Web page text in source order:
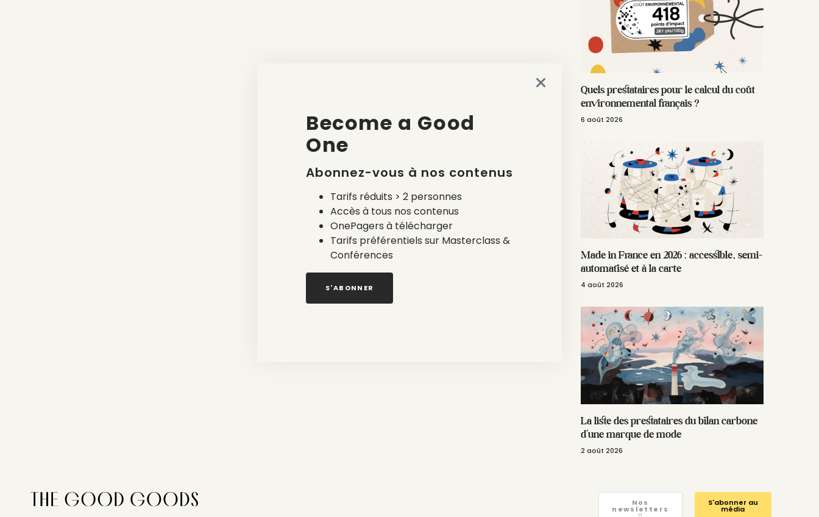
Quels prestataires pour le calcul du coût
environnemental français ?
6 août 2026
Made in France en 2026 : accessible, semi-
automatisé et à la carte
4 août 2026
La liste des prestataires du bilan carbone
d’une marque de mode
2 août 2026
Nos
newsletters
S'abonner au
média
Become a Good
One
Abonnez-vous à nos contenus
Tarifs réduits > 2 personnes
Accès à tous nos contenus
OnePagers à télécharger
Tarifs préférentiels sur Masterclass &
Conférences
S'ABONNER